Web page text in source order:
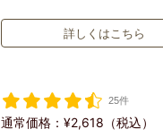
詳しくはこちら
25件
通常価格：¥2,618（税込）